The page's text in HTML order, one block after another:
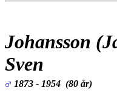
Johansson
Sven
1873 - 1954 (80 år)